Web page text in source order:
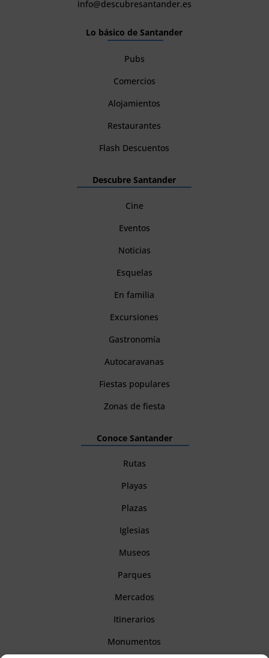
info@descubresantander.es
Lo básico de Santander
Pubs
Comercios
Alojamientos
Restaurantes
Flash Descuentos
Descubre Santander
Cine
Eventos
Noticias
Esquelas
En familia
Excursiones
Gastronomía
Autocaravanas
Fiestas populares
Zonas de fiesta
Conoce Santander
Rutas
Playas
Plazas
Iglesias
Museos
Parques
Mercados
Itinerarios
Monumentos